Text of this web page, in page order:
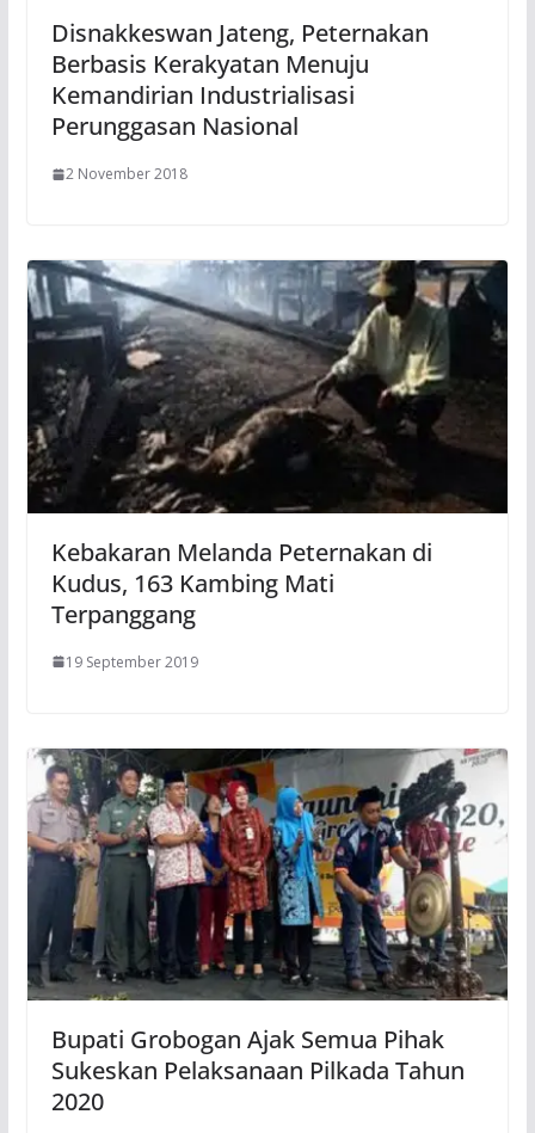
Disnakkeswan Jateng, Peternakan
Berbasis Kerakyatan Menuju
Kemandirian Industrialisasi
Perunggasan Nasional
2 November 2018
Kebakaran Melanda Peternakan di
Kudus, 163 Kambing Mati
Terpanggang
19 September 2019
Bupati Grobogan Ajak Semua Pihak
Sukeskan Pelaksanaan Pilkada Tahun
2020